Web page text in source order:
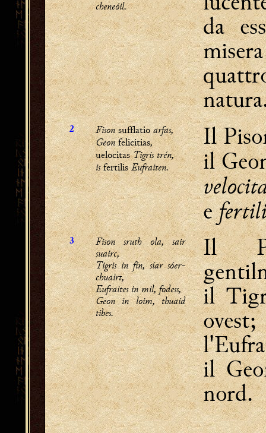
cheneóil.
da
2 Fisonsufflatioarfas,
Geonfelicitias,
uelocitasTigris trén,
isfertilisEufraiten.
Il
il
e
3
Fison sruth ola, sair
suairc,
Tigris in fín, síar sóer-
chuairt,
Eufraites in mil, fodess,
Geon in loim, thuaid
tibes.
Il
il
ovest;
il
nord.